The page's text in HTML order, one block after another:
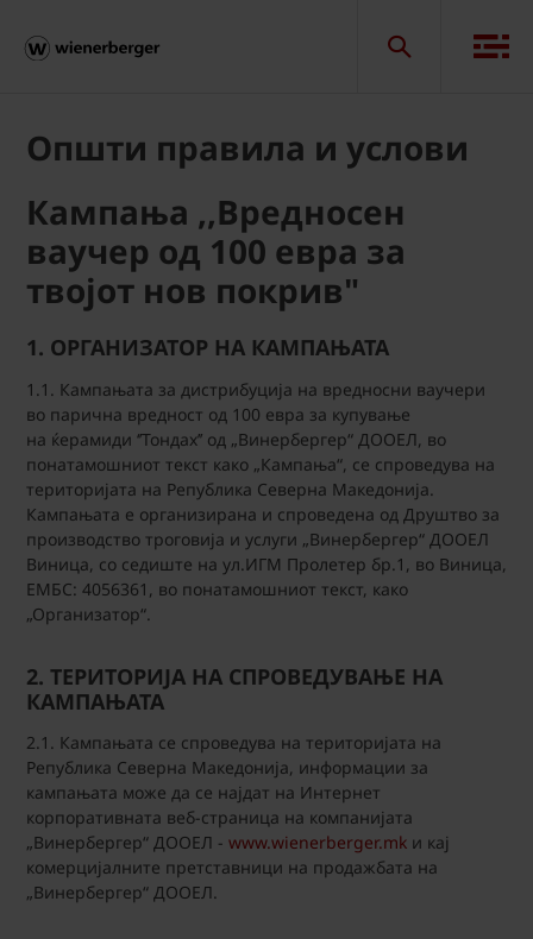
Општи правила и услови
Кампања ,,Вредносен
ваучер од 100 евра за
твојот нов покрив"
1. ОРГАНИЗАТОР НА КАМПАЊАТА
1.1. Кампањата за дистрибуција на вредносни ваучери
во парична вредност од 100 евра за купување
на ќерамиди ‘’Тондах’’ од „Винербергер“ ДООЕЛ, во
понатамошниот текст како „Кампања“, се спроведува на
територијата на Република Северна Македонија.
Кампањата е организирана и спроведена од Друштво за
производство троговија и услуги „Винербергер“ ДООЕЛ
Виница, со седиште на ул.ИГМ Пролетер бр.1, во Виница,
ЕМБС: 4056361, во понатамошниот текст, како
„Организатор“.
2. ТЕРИТОРИЈА НА СПРОВЕДУВАЊЕ НА
КАМПАЊАТА
2.1. Кампањата се спроведува на територијата на
Република Северна Македонија, информации за
кампањата може да се најдат на Интернет
корпоративната веб-страница на компанијата
„Винербергер“ ДООЕЛ - www.wienerberger.mk и кај
комерцијалните претставници на продажбата на
„Винербергер“ ДООЕЛ.